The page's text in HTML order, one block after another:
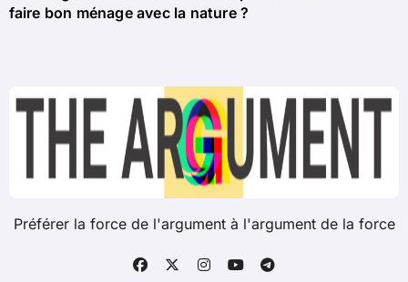
faire bon ménage avec la nature ?
Préférer la force de l'argument à l'argument de la force